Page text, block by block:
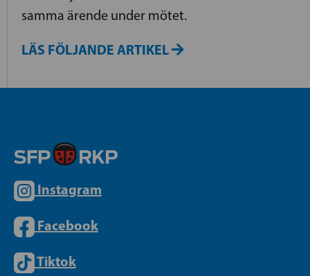
samma ärende under mötet.
LÄS FÖLJANDE ARTIKEL
Instagram
Facebook
Tiktok